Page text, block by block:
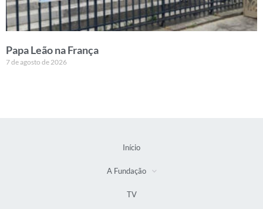
Papa Leão na França
7 de agosto de 2026
Início
A Fundação
TV